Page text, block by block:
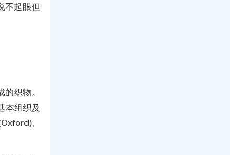
不起眼但
织物。
本组织及
、